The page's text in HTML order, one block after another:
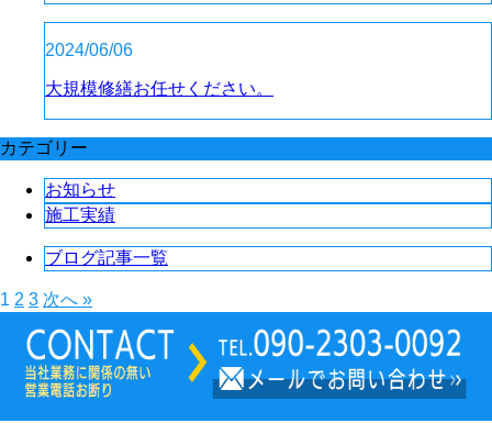
2024/06/06
大規模修繕お任せください。
カテゴリー
お知らせ
施工実績
ブログ記事一覧
1 2 3 次へ »